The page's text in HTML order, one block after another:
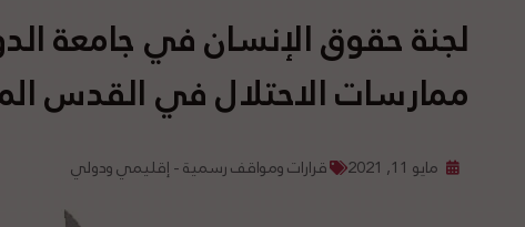
لجنة حقوق الإنسان في جامعة
ممارسات الاحتلال في القدس
مايو 11, 2021 قرارات ومواقف رسمية - إقليمي ودولي